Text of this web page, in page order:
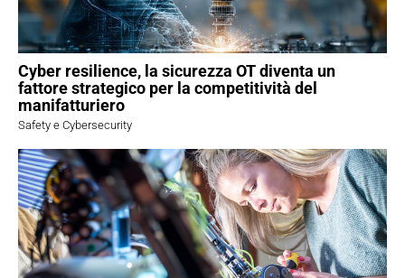
Cyber resilience, la sicurezza OT diventa un
fattore strategico per la competitività del
manifatturiero
Safety e Cybersecurity